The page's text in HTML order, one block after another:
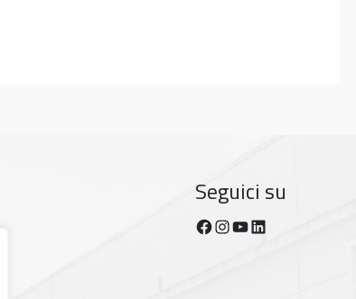
Seguici su
Facebook
Instagram
YouTube
https://www.linkedin.com/company/dipartimento-di-fisica-unipi/posts/?feedView=all